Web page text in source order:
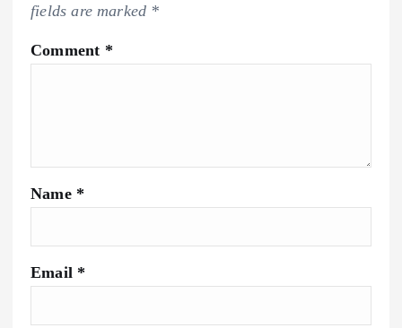
fields are marked *
Comment *
Name *
Email *